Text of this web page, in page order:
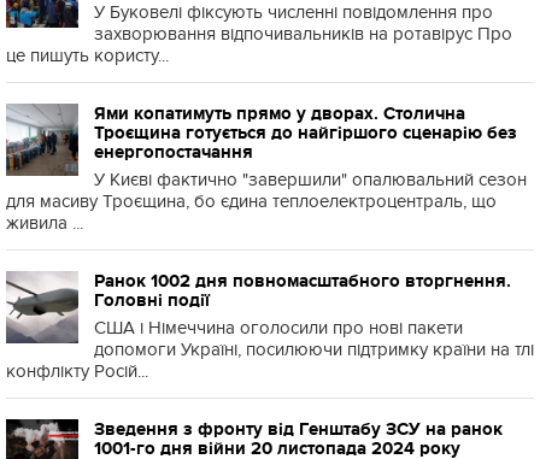
У Буковелі фіксують численні повідомлення про
захворювання відпочивальників на ротавірус Про
це пишуть користу...
Ями копатимуть прямо у дворах. Столична
Троєщина готується до найгіршого сценарію без
енергопостачання
У Києві фактично "завершили" опалювальний сезон
для масиву Троєщина, бо єдина теплоелектроцентраль, що
живила ...
Ранок 1002 дня повномасштабного вторгнення.
Головні події
США і Німеччина оголосили про нові пакети
допомоги Україні, посилюючи підтримку країни на тлі
конфлікту Росій...
Зведення з фронту від Генштабу ЗСУ на ранок
1001-го дня війни 20 листопада 2024 року